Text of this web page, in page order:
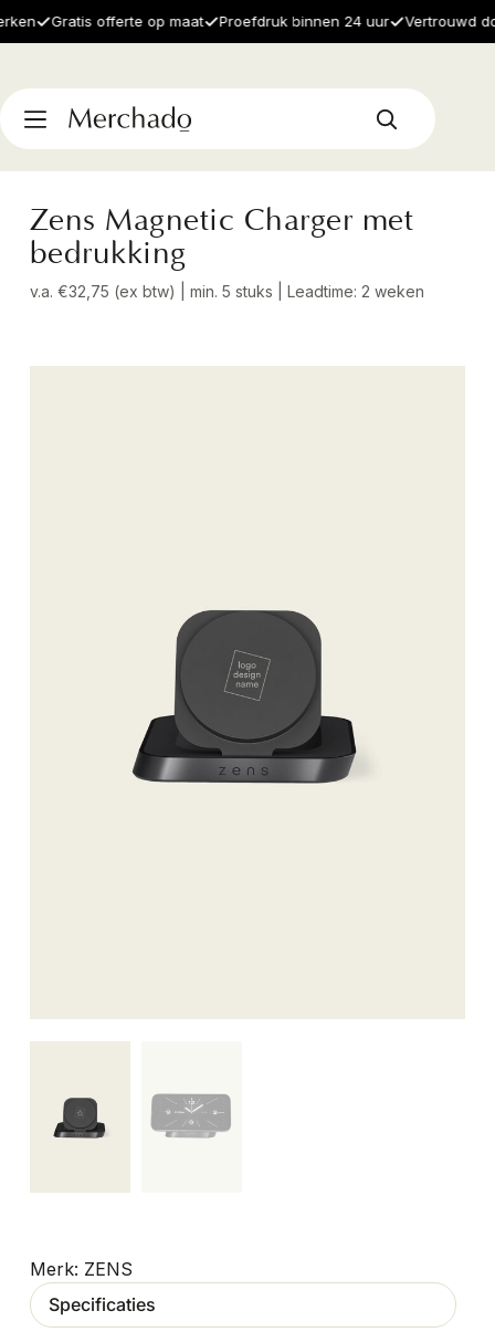
Gratis offerte op maat Proefdruk binnen 24 uur Vertrouwd door
Zens Magnetic Charger met
bedrukking
v.a. €32,75 (ex btw) | min. 5 stuks | Leadtime: 2 weken
ZENS
Specificaties